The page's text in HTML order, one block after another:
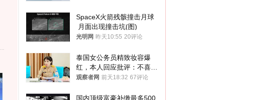
SpaceX火箭残骸撞击月球
月面出现撞击坑(图)
光明网 昨天10:55 20评论
泰国女公务员精致妆容爆
红，本人回应批评：不喜欢
就别看
观察者网 前天18:32 67评论
国内顶级富豪补缴最多500